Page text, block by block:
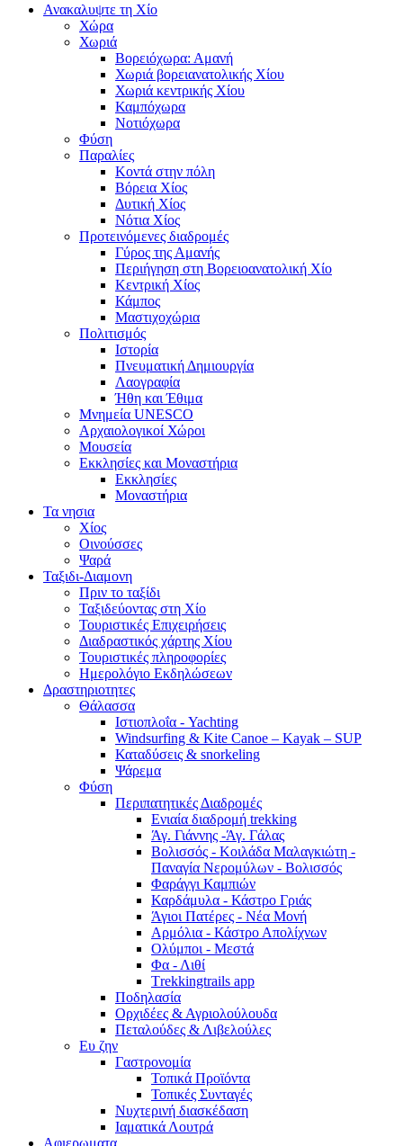
Ανακαλυψτε τη Χίο
Χώρα
Χωριά
Βορειόχωρα: Αμανή
Χωριά βορειανατολικής Χίου
Χωριά κεντρικής Χίου
Καμπόχωρα
Νοτιόχωρα
Φύση
Παραλίες
Κοντά στην πόλη
Βόρεια Χίος
Δυτική Χίος
Νότια Χίος
Προτεινόμενες διαδρομές
Γύρος της Αμανής
Περιήγηση στη Βορειοανατολική Χίο
Κεντρική Χίος
Κάμπος
Μαστιχοχώρια
Πολιτισμός
Ιστορία
Πνευματική Δημιουργία
Λαογραφία
Ήθη και Έθιμα
Μνημεία UNESCO
Αρχαιολογικοί Χώροι
Μουσεία
Εκκλησίες και Μοναστήρια
Εκκλησίες
Μοναστήρια
Τα νησια
Χίος
Οινούσσες
Ψαρά
Ταξιδι-Διαμονη
Πριν το ταξίδι
Ταξιδεύοντας στη Χίο
Τουριστικές Επιχειρήσεις
Διαδραστικός χάρτης Χίου
Τουριστικές πληροφορίες
Ημερολόγιο Εκδηλώσεων
Δραστηριοτητες
Θάλασσα
Ιστιοπλοΐα - Yachting
Windsurfing & Kite Canoe – Kayak – SUP
Καταδύσεις & snorkeling
Ψάρεμα
Φύση
Περιπατητικές Διαδρομές
Ενιαία διαδρομή trekking
Άγ. Γιάννης -Άγ. Γάλας
Βολισσός - Κοιλάδα Μαλαγκιώτη -
Παναγία Νερομύλων - Βολισσός
Φαράγγι Καμπιών
Καρδάμυλα - Κάστρο Γριάς
Άγιοι Πατέρες - Νέα Μονή
Αρμόλια - Κάστρο Απολίχνων
Ολύμποι - Μεστά
Φα - Λιθί
Τrekkingtrails app
Ποδηλασία
Ορχιδέες & Αγριολούλουδα
Πεταλούδες & Λιβελούλες
Ευ ζην
Γαστρονομία
Τοπικά Προϊόντα
Τοπικές Συνταγές
Νυχτερινή διασκέδαση
Ιαματικά Λουτρά
Αφιερωματα